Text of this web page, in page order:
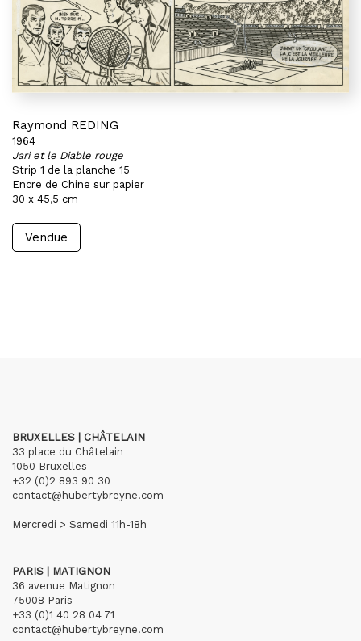
Raymond REDING
1964
Jari et le Diable rouge
Strip 1 de la planche 15
Encre de Chine sur papier
30 x 45,5 cm
Vendue
BRUXELLES | CHÂTELAIN
33 place du Châtelain
1050 Bruxelles
+32 (0)2 893 90 30
contact@hubertybreyne.com
Mercredi > Samedi 11h-18h
PARIS | MATIGNON
36 avenue Matignon
75008 Paris
+33 (0)1 40 28 04 71
contact@hubertybreyne.com